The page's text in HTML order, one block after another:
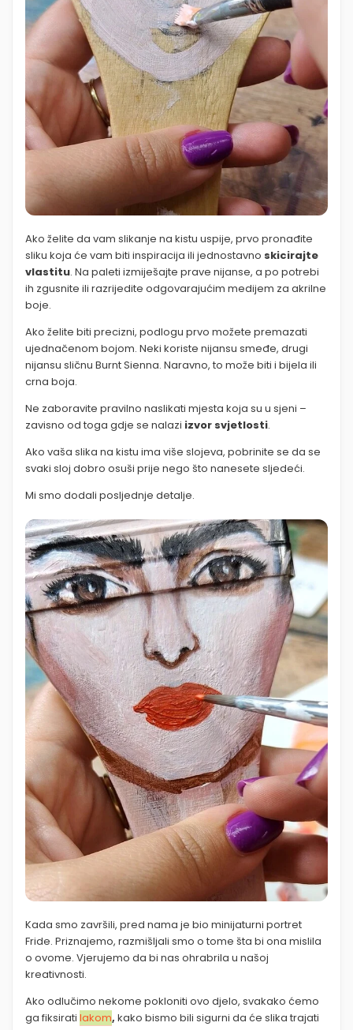
Ako želite da vam slikanje na kistu uspije, prvo pronađite
sliku koja će vam biti inspiracija ili jednostavno skicirajte
vlastitu. Na paleti izmiješajte prave nijanse, a po potrebi
ih zgusnite ili razrijedite odgovarajućim medijem za akrilne
boje.
Ako želite biti precizni, podlogu prvo možete premazati
ujednačenom bojom. Neki koriste nijansu smeđe, drugi
nijansu sličnu Burnt Sienna. Naravno, to može biti i bijela ili
crna boja.
Ne zaboravite pravilno naslikati mjesta koja su u sjeni –
zavisno od toga gdje se nalazi izvor svjetlosti.
Ako vaša slika na kistu ima više slojeva, pobrinite se da se
svaki sloj dobro osuši prije nego što nanesete sljedeći.
Mi smo dodali posljednje detalje.
Kada smo završili, pred nama je bio minijaturni portret
Fride. Priznajemo, razmišljali smo o tome šta bi ona mislila
o ovome. Vjerujemo da bi nas ohrabrila u našoj
kreativnosti.
Ako odlučimo nekome pokloniti ovo djelo, svakako ćemo
ga fiksirati lakom, kako bismo bili sigurni da će slika trajati